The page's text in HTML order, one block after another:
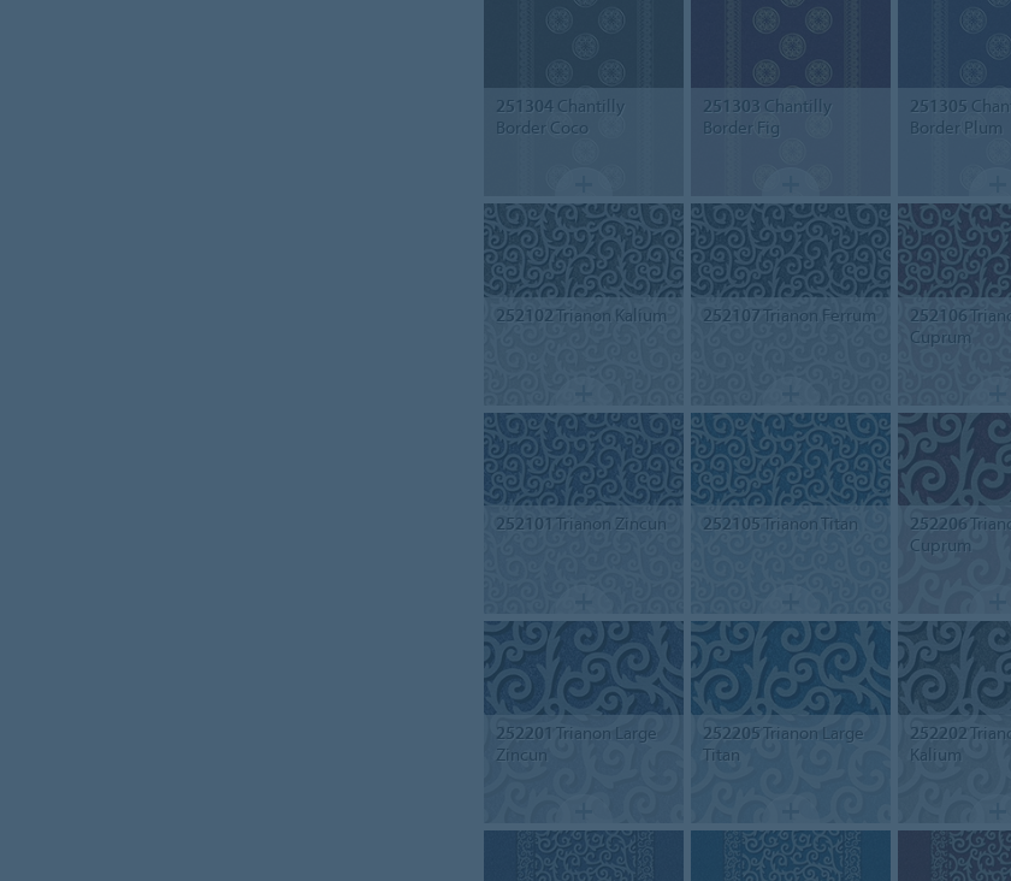
251304Chantilly
Border Coco
251303 Chantilly
Border Fig
251305
Border Plum
252102Trianon Kalium 252107Trianon Ferrum 252106
Cuprum
252101 Trianon Zincun 252105Trianon Titan 252206
Cuprum
252201 Trianon Large
Zincun
252205Trianon Large
Titan
252202
Kalium